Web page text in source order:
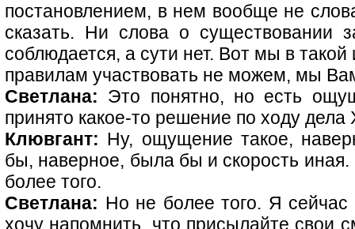
постановлением, в нем вообще не
сказать. Ни слова о существовании
соблюдается, а сути нет. Вот мы в
правилам участвовать не можем, мы
Светлана: Это понятно, но есть
принято какое-то решение по ходу дела
Клювгант: Ну, ощущение такое,
бы, наверное, была бы и скорость
более того.
Светлана: Но не более того. Я сейчас
хочу напомнить, что присылайте свои